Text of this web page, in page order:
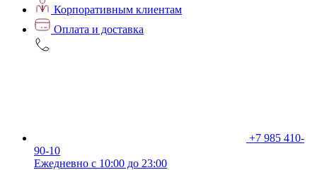
Корпоративным клиентам
Оплата и доставка
+7 985 410-
90-10
Ежедневно с 10:00 до 23:00